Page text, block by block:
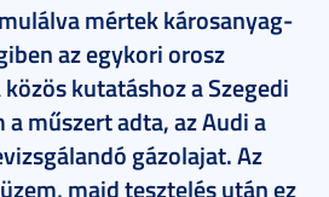
mértek károsanyag-
az egykori orosz
kutatáshoz a Szegedi
műszert adta, az Audi a
gázolajat. Az
majd tesztelés után ez